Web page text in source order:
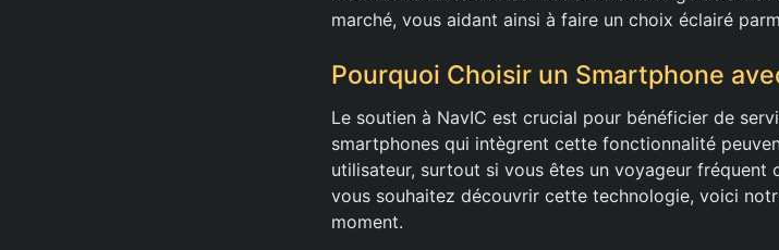
marché, vous aidant ainsi à faire un choix éclairé
Pourquoi Choisir un Smartphone
Le soutien à NavIC est crucial pour bénéficier de
smartphones qui intègrent cette fonctionnalité
utilisateur, surtout si vous êtes un voyageur fréquent
vous souhaitez découvrir cette technologie, voici
moment.